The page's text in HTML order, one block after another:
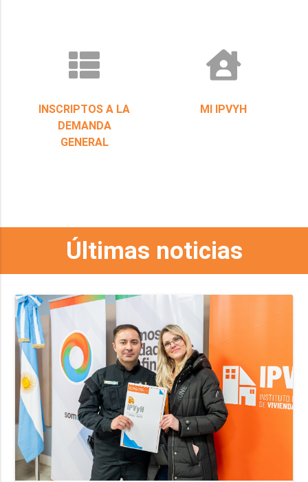
INSCRIPTOS A LA
DEMANDA
GENERAL
MI IPVYH
Últimas noticias